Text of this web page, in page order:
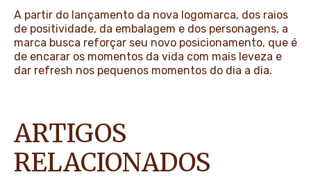
A partir do lançamento da nova logomarca, dos raios
de positividade, da embalagem e dos personagens, a
marca busca reforçar seu novo posicionamento, que é
de encarar os momentos da vida com mais leveza e
dar refresh nos pequenos momentos do dia a dia.
ARTIGOS
RELACIONADOS